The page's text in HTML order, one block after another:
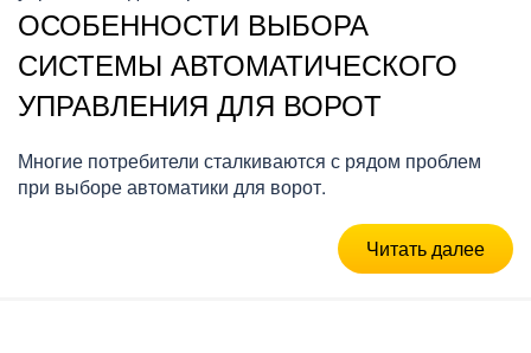
ОСОБЕННОСТИ ВЫБОРА
СИСТЕМЫ АВТОМАТИЧЕСКОГО
УПРАВЛЕНИЯ ДЛЯ ВОРОТ
Многие потребители сталкиваются с рядом проблем
при выборе автоматики для ворот.
Читать далее